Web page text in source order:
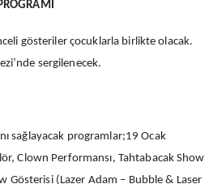
gösteriler çocuklarla birlikte olacak.
sergilenecek.
sağlayacak programlar;19 Ocak
Clown Performansı, Tahtabacak Show
Gösterisi (Lazer Adam – Bubble & Laser